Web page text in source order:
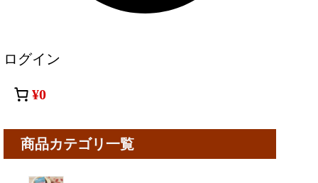
ログイン
¥0
商品カテゴリ一覧